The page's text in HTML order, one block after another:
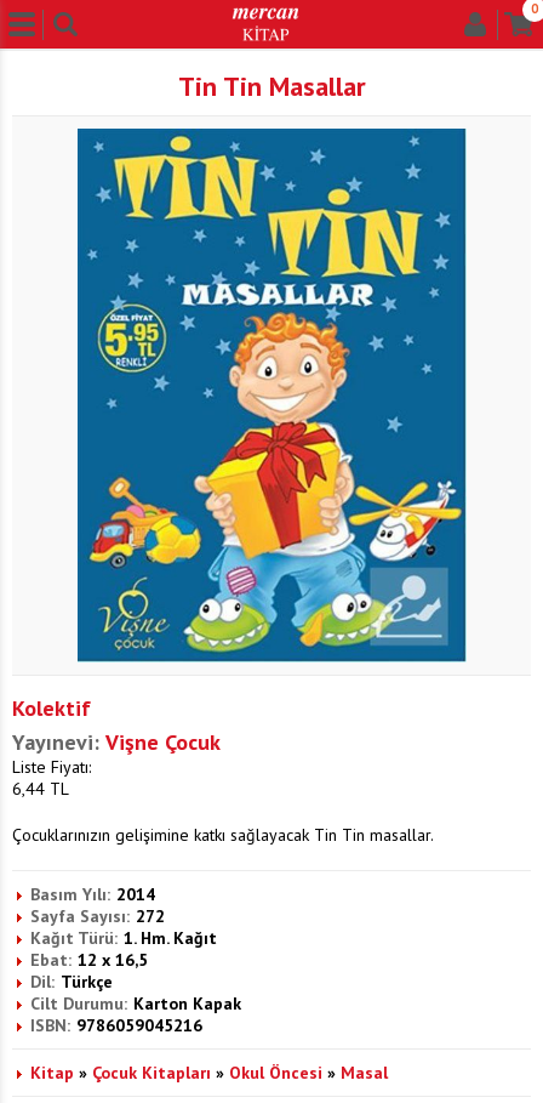
0
Tin Tin Masallar
Kolektif
Yayınevi: Vişne Çocuk
Liste Fiyatı:
6,44 TL
Çocuklarınızın gelişimine katkı sağlayacak Tin Tin masallar.
Basım Yılı: 2014
Sayfa Sayısı: 272
Kağıt Türü: 1. Hm. Kağıt
Ebat: 12 x 16,5
Dil: Türkçe
Cilt Durumu: Karton Kapak
ISBN: 9786059045216
Kitap » Çocuk Kitapları » Okul Öncesi » Masal